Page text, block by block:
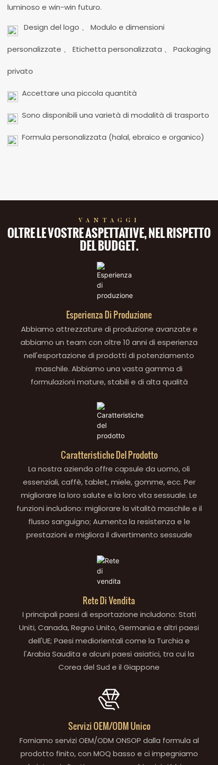
luminoso e win-win futuro.
Design del logo 、 Modulo e dimensioni
personalizzate 、 Etichetta personalizzata 、 Packaging
privato
Accettare una piccola quantità
Sono disponibili una varietà di modalità di trasporto
Formula personalizzata (halal, ebraico e organico)
VANTAGGI
OLTRE LE VOSTRE ASPETTATIVE, NEL RISPETTO
DEL BUDGET.
Esperienza Di Produzione
Abbiamo attrezzature di produzione avanzate e
abbiamo un team con oltre 10 anni di esperienza
nell'esportazione di prodotti di potenziamento
maschile. Abbiamo una vasta gamma di
formulazioni mature, stabili e di alta qualità
Caratteristiche Del Prodotto
La nostra azienda offre capsule da uomo, oli
essenziali, caffè, tablet, miele, gomme, ecc. Per
migliorare la loro salute e la loro vita sessuale. Le
funzioni includono: migliorare la vitalità maschile e il
flusso sanguigno; Aumenta la resistenza e le
prestazioni e migliora il divertimento sessuale
Rete Di Vendita
I principali paesi di esportazione includono: Stati
Uniti, Canada, Regno Unito, Germania e altri paesi
dell'UE; Paesi mediorientali come la Turchia e
l'Arabia Saudita e alcuni paesi asiatici, tra cui la
Corea del Sud e il Giappone
Servizi OEM/ODM Unico
Forniamo servizi OEM/ODM ONSOP dalla formula al
prodotto finito, con MOQ basso e ci impegniamo